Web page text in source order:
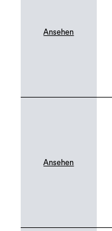
Ansehen
Ansehen